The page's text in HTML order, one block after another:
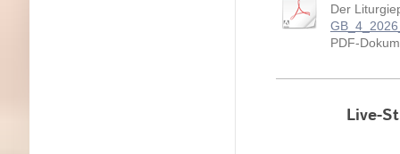
Der
PDF-
Live-